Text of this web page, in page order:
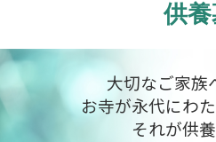
供
大切なご家族
お寺が永代にわた
それが供